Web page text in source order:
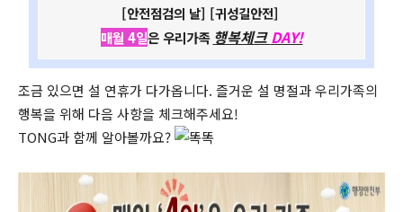
[안전점검의 날] [귀성길안전]
매월 4일은 우리가족 행복체크DAY!
조금 있으면 설 연휴가 다가옵니다. 즐거운 설 명절과 우리가족의
행복을 위해 다음 사항을 체크해주세요!
TONG과 함께 알아볼까요?